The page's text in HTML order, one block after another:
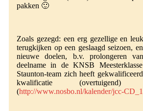
pakken 🙂
Zoals gezegd: een erg gezellige en
terugkijken op een geslaagd seizoen,
nieuwe doelen, b.v. prolongeren
deelname in de KNSB
Staunton-team zich heeft
kwalificatie
(http://www.nosbo.nl/kalender/jcc-